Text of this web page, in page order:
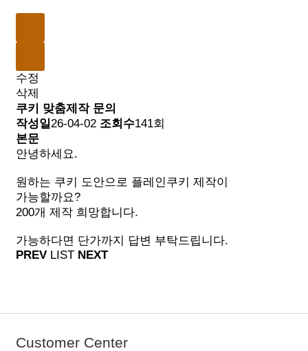
수정
삭제
쿠키 맞춤제작 문의
작성일 26-04-02 조회수141회
본문
안녕하세요.
원하는 쿠키 도안으로 플레인쿠키 제작이
가능할까요?
200개 제작 희망합니다.
가능하다면 단가까지 답변 부탁드립니다.
PREV LIST NEXT
Customer Center